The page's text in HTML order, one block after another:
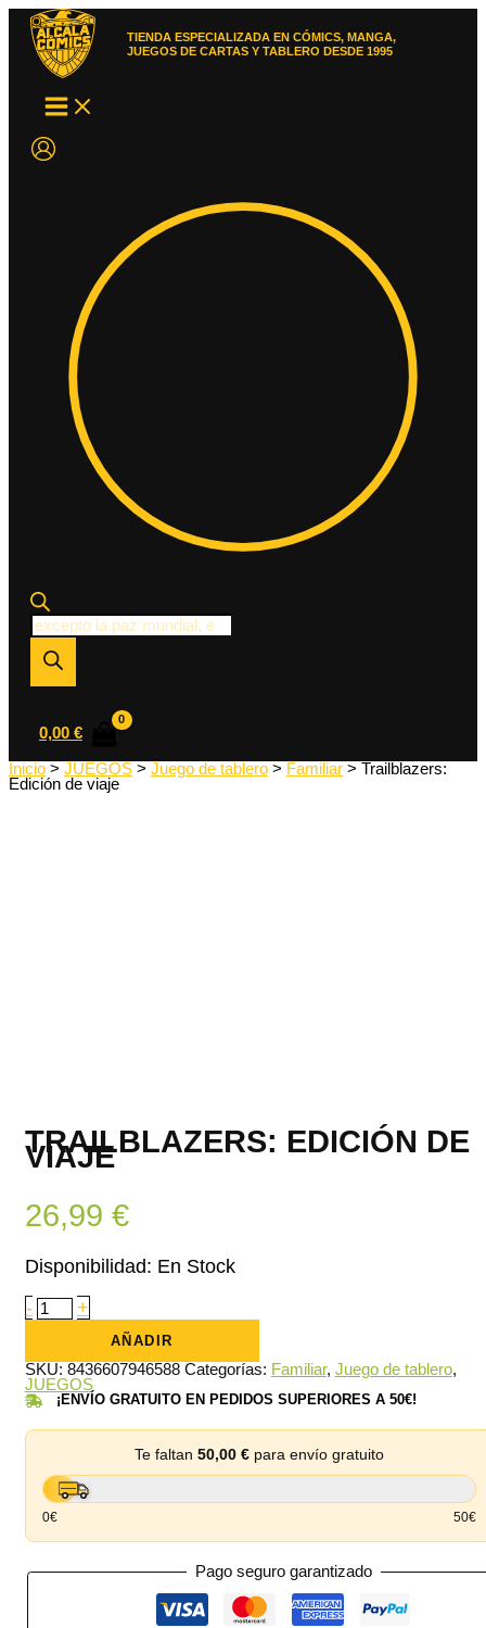
contenido
TIENDA ESPECIALIZADA EN CÓMICS, MANGA,
JUEGOS DE CARTAS Y TABLERO DESDE 1995
Búsqueda
de
productos
0,00 €
Inicio > JUEGOS > Juego de tablero > Familiar > Trailblazers:
Edición de viaje
TRAILBLAZERS: EDICIÓN DE
VIAJE
26,99 €
Disponibilidad: En Stock
- Trailblazers:
Edición
cantidad
+
AÑADIR
SKU: 8436607946588 Categorías: Familiar, Juego de tablero,
JUEGOS
¡ENVÍO GRATUITO EN PEDIDOS SUPERIORES A 50€!
Te faltan 50,00 €para envío gratuito
0€ 50€
Pago seguro garantizado